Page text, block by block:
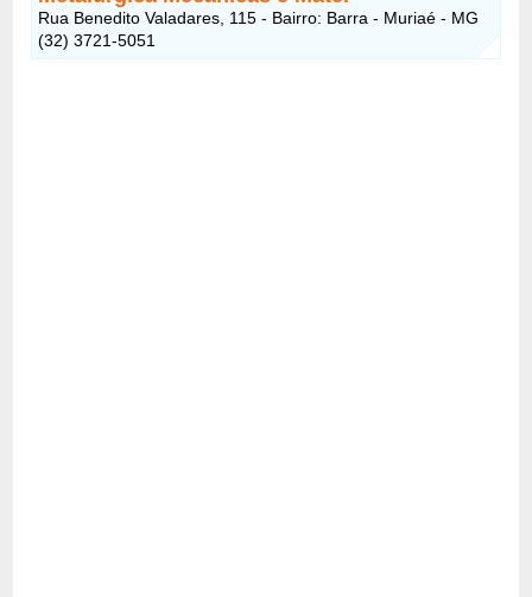
Rua Benedito Valadares, 115 - Bairro: Barra - Muriaé - MG
(32) 3721-5051